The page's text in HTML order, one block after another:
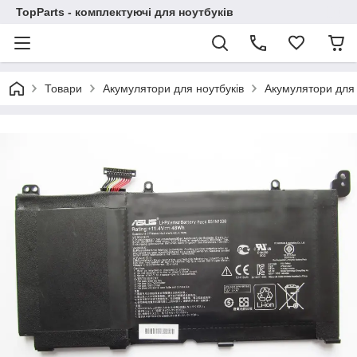
TopParts - комплектуючі для ноутбуків
Товари Акумулятори для ноутбуків Акумулятори для